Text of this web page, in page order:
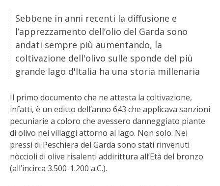
CONSERVARE LA FRUTTA
CONSERVE DELL’ORTO
FACEM
STIHL
BLUMEN
NOCCIOLA DI CALABRIA
Sebbene in anni recenti la diffusione e
l’apprezzamento dell’olio del Garda sono
andati sempre più aumentando, la
coltivazione dell'olivo sulle sponde del più
grande lago d'Italia ha una storia millenaria
Il primo documento che ne attesta la coltivazione,
infatti, è un editto dell’anno 643 che applicava sanzioni
pecuniarie a coloro che avessero danneggiato piante
di olivo nei villaggi attorno al lago. Non solo. Nei
pressi di Peschiera del Garda sono stati rinvenuti
nòccioli di olive risalenti addirittura all’Età del bronzo
(all’incirca 3.500-1.200 a.C.).